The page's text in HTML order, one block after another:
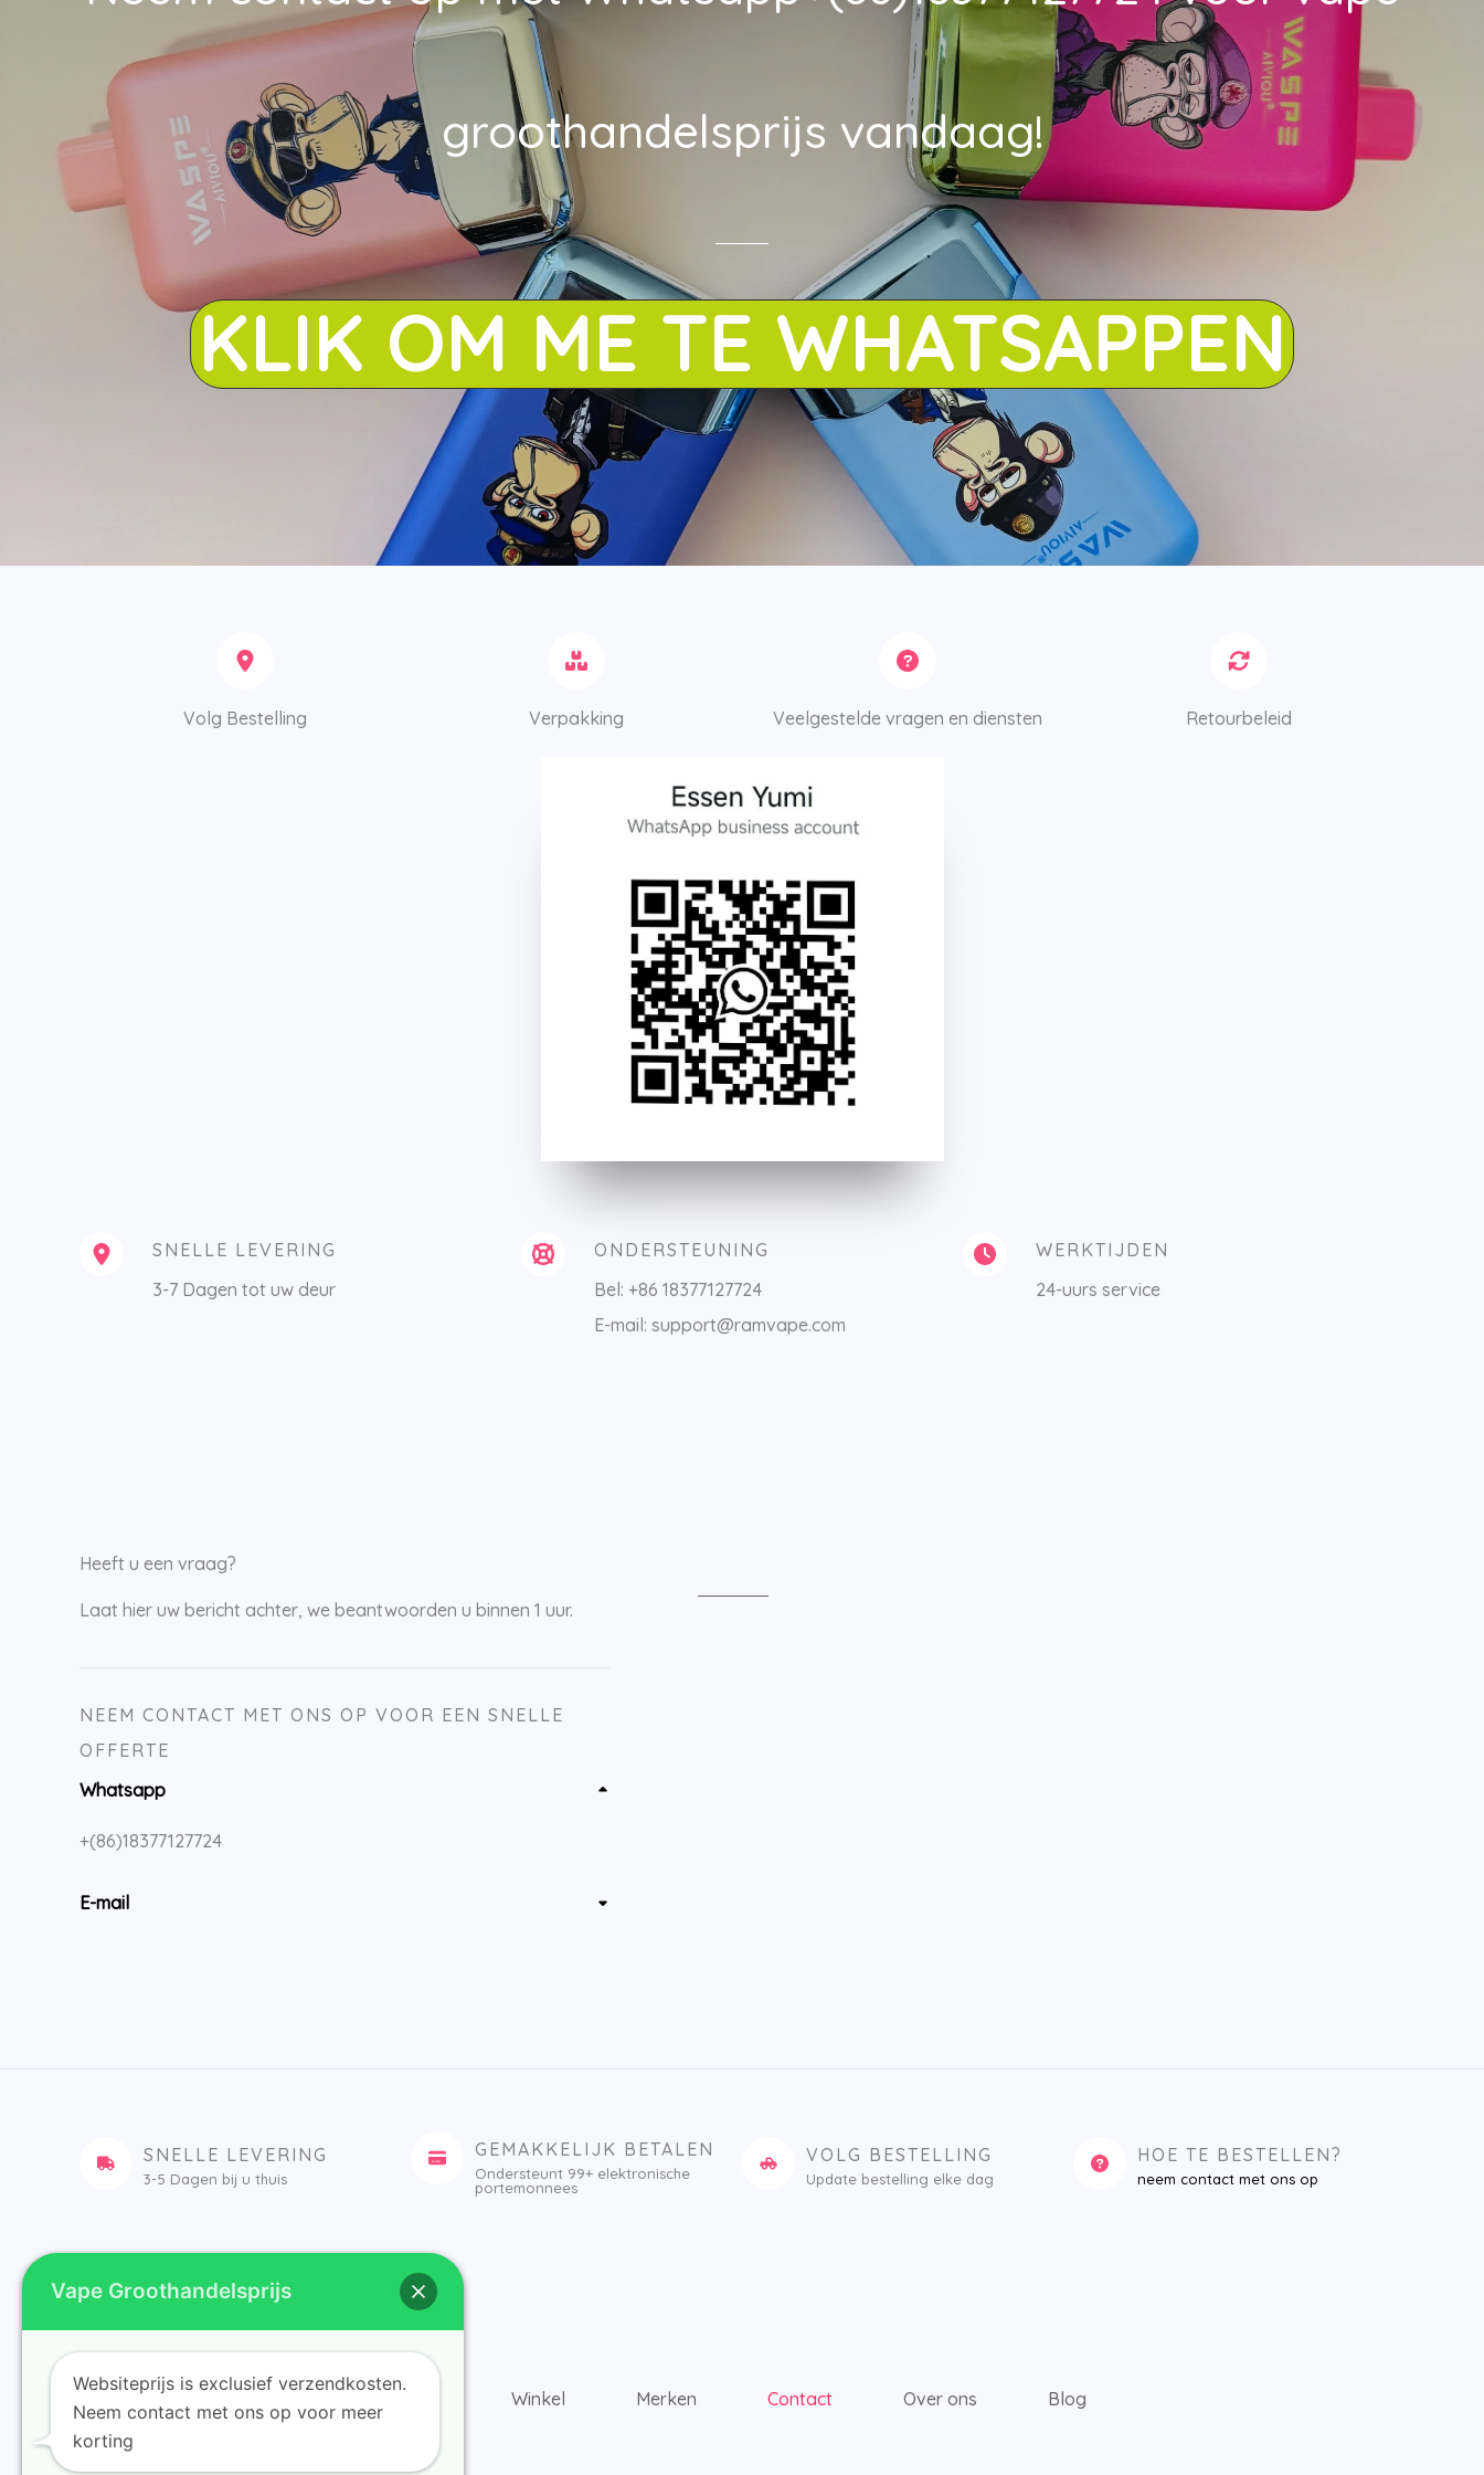
groothandelsprijs vandaag!
KLIK OM ME TE WHATSAPPEN
Volg Bestelling Verpakking Veelgestelde vragen en diensten Retourbeleid
SNELLE LEVERING
3-7 Dagen tot uw deur
ONDERSTEUNING
Bel: +86 18377127724
E-mail: support@ramvape.com
WERKTIJDEN
24-uurs service
Heeft u een vraag?
Laat hier uw bericht achter, we beantwoorden u binnen 1 uur.
NEEM CONTACT MET ONS OP VOOR EEN SNELLE
OFFERTE
Whatsapp
+(86)18377127724
E-mail
SNELLE LEVERING
3-5 Dagen bij u thuis
GEMAKKELIJK BETALEN
Ondersteunt 99+ elektronische
portemonnees
VOLG BESTELLING
Update bestelling elke dag
HOE TE BESTELLEN?
neem contact met ons op
Winkel Merken Contact Over ons Blog
Vape Groothandelsprijs
Websiteprijs is exclusief verzendkosten.
Neem contact met ons op voor meer
korting